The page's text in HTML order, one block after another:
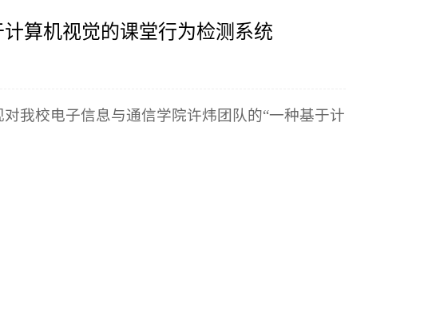
算机视觉的课堂行为检测系统
我校电子信息与通信学院许炜团队的“一种基于计